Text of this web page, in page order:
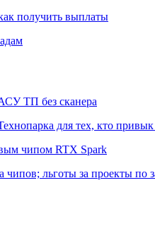
получить выплаты
ТП без сканера
для тех, кто
чипом RTX Spark
чипов; льготы за проекты по